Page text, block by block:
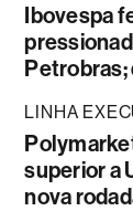
Ibovespa
Petrobras;
LINHA
superior a
nova